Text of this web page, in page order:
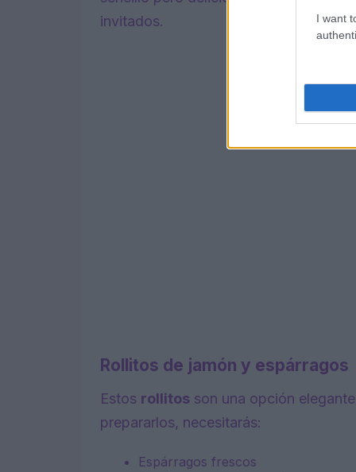
I want
invitados.
Rollitos de jamón y espárragos
Estos rollitos son una opción
prepararlos, necesitarás:
Espárragos frescos